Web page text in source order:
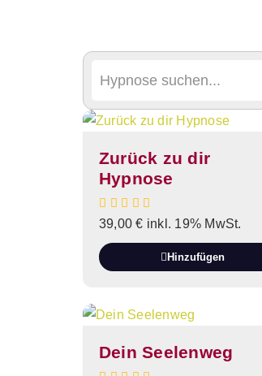
Zurück zu dir
Hypnose
39,00€ inkl. 19% MwSt.
Hinzufügen
Dein Seelenweg